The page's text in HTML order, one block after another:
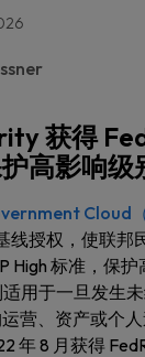
获得
高影响级
Cloud（
线授权，使联邦
High 标准，保
用于一旦发生
营、资产或个
年 8 月获得